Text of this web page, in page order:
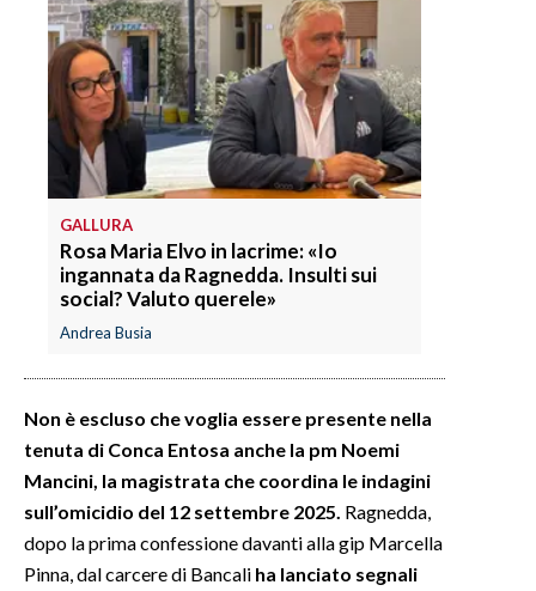
INFO AZIENDE
ABBONATI
ANNUNCI
NECROLOGI
PUBBLICITÀ
SPIAGGE
STORE
GALLURA
Rosa Maria Elvo in lacrime: «Io
ingannata da Ragnedda. Insulti sui
social? Valuto querele»
Andrea Busia
Non è escluso che voglia essere presente nella
tenuta di Conca Entosa anche la pm Noemi
Mancini, la magistrata che coordina le indagini
sull’omicidio del 12 settembre 2025. Ragnedda,
dopo la prima confessione davanti alla gip Marcella
Pinna, dal carcere di Bancali ha lanciato segnali